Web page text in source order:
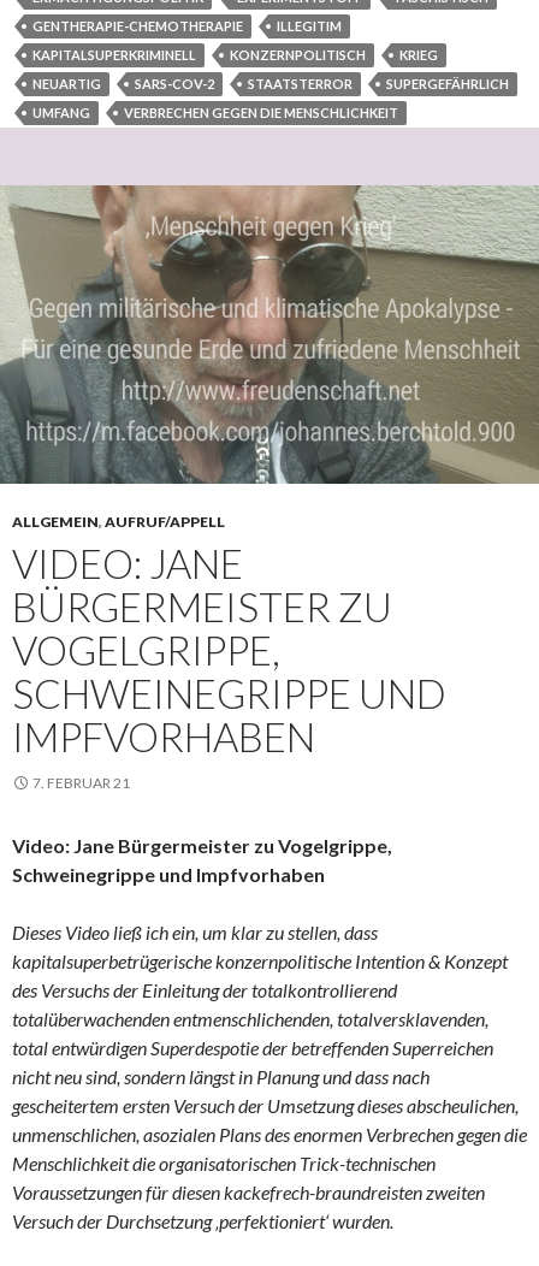
GENTHERAPIE-CHEMOTHERAPIE
ILLEGITIM
KAPITALSUPERKRIMINELL
KONZERNPOLITISCH
KRIEG
NEUARTIG
SARS-COV-2 STAATSTERROR
SUPERGEFÄHRLICH
UMFANG
VERBRECHEN GEGEN DIE MENSCHLICHKEIT
ALLGEMEIN, AUFRUF/APPELL
VIDEO: JANE
BÜRGERMEISTER ZU
VOGELGRIPPE,
SCHWEINEGRIPPE UND
IMPFVORHABEN
7. FEBRUAR 21
Video: Jane Bürgermeister zu Vogelgrippe,
Schweinegrippe und Impfvorhaben
Dieses Video ließ ich ein, um klar zu stellen, dass
kapitalsuperbetrügerische konzernpolitische Intention & Konzept
des Versuchs der Einleitung der totalkontrollierend
totalüberwachenden entmenschlichenden, totalversklavenden,
total entwürdigen Superdespotie der betreffenden Superreichen
nicht neu sind, sondern längst in Planung und dass nach
gescheitertem ersten Versuch der Umsetzung dieses abscheulichen,
unmenschlichen, asozialen Plans des enormen Verbrechen gegen die
Menschlichkeit die organisatorischen Trick-technischen
Voraussetzungen für diesen kackefrech-braundreisten zweiten
Versuch der Durchsetzung ‚perfektioniert‘ wurden.